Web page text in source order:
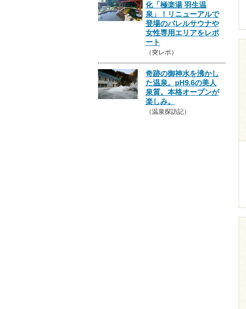
化「極楽湯 羽生温
泉」！リニューアルで
登場のバレルサウナや
女性専用エリアをレポ
ート
（突レポ）
奇跡の御神水を沸かし
た温泉。pH9.6の美人
泉質。本格オープンが
楽しみ。
（温泉探訪記）